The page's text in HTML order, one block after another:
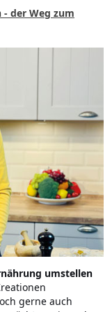
der Weg zum
umstellen
gerne auch